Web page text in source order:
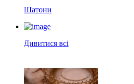
Шатони
Дивитися всі